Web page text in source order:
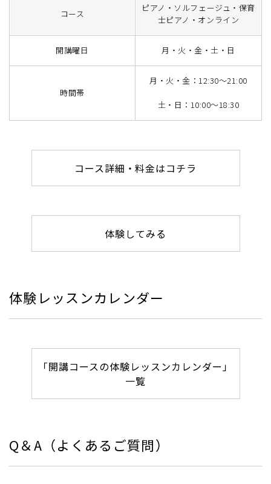
コース
ピアノ・ソルフェージュ・保育
士ピアノ・オンライン
開講曜日 月・火・金・土・日
時間帯
月・火・金：12:30～21:00
土・日：10:00～18:30
コース詳細・料金はコチラ
体験してみる
体験レッスンカレンダー
「開講コースの体験レッスンカレンダー」
一覧
Q＆A（よくあるご質問）